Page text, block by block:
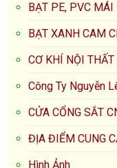
BẠT PE, PVC
BẠT XANH CAM
CƠ KHÍ NỘI THẤT
Công Ty Nguyễn
CỬA CỔNG SẮT
ĐỊA ĐIỂM CUNG
Hình Ảnh